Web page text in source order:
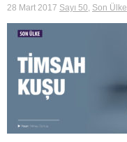
28 Mart 2017 Sayı 50, Son Ülke